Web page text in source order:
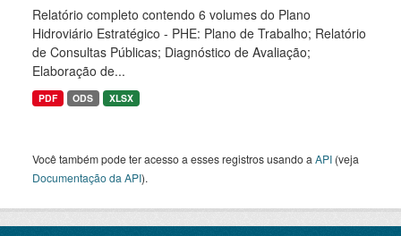
Relatório completo contendo 6 volumes do Plano
Hidroviário Estratégico - PHE: Plano de Trabalho; Relatório
de Consultas Públicas; Diagnóstico de Avaliação;
Elaboração de...
PDF ODS XLSX
Você também pode ter acesso a esses registros usando a API (veja
Documentação da API).